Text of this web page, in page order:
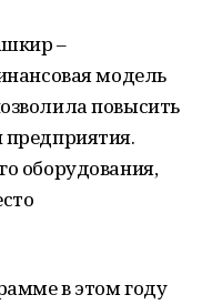
–
модель
повысить
предприятия.
оборудования,
в этом году